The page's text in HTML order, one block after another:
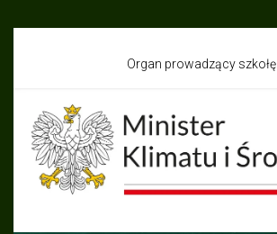
Organ prowadzący szkołę